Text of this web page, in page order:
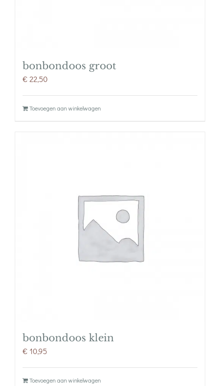
bonbondoos groot
€22,50
Toevoegen aan winkelwagen
bonbondoos klein
€ 10,95
Toevoegen aan winkelwagen